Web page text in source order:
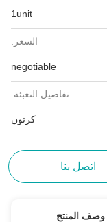
1unit
السعر:
negotiable
تفاصيل التعبئة:
كرتون
اتصل بنا
وصف المنتج